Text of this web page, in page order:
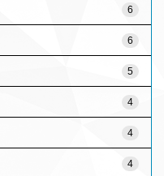
6
6
5
4
4
4